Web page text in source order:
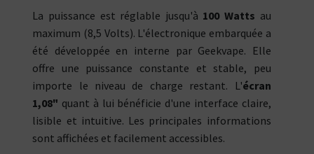
La puissance est réglable jusqu'à 100 Watts au
maximum (8,5 Volts). L'électronique embarquée a
été développée en interne par Geekvape. Elle
offre une puissance constante et stable, peu
importe le niveau de charge restant. L'écran
1,08" quant à lui bénéficie d'une interface claire,
lisible et intuitive. Les principales informations
sont affichées et facilement accessibles.